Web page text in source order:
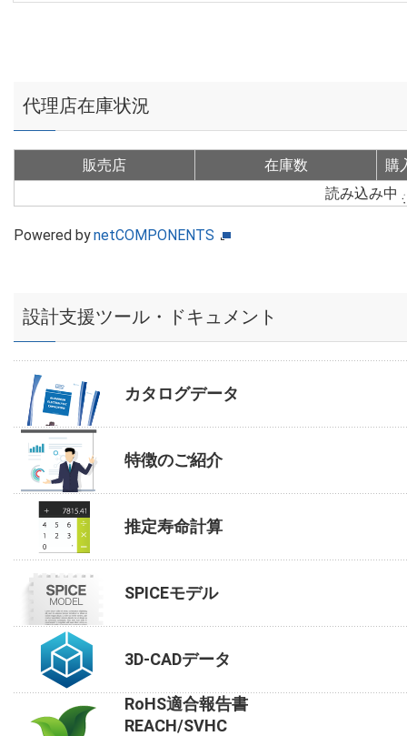
代理店在庫状況
販売店 在庫数
購
読み込み中
Powered bynetCOMPONENTS
設計支援ツール・ドキュメント
カタログデータ
特徴のご紹介
推定寿命計算
SPICEモデル
3D-CADデータ
RoHS適合報告書
REACH/SVHC